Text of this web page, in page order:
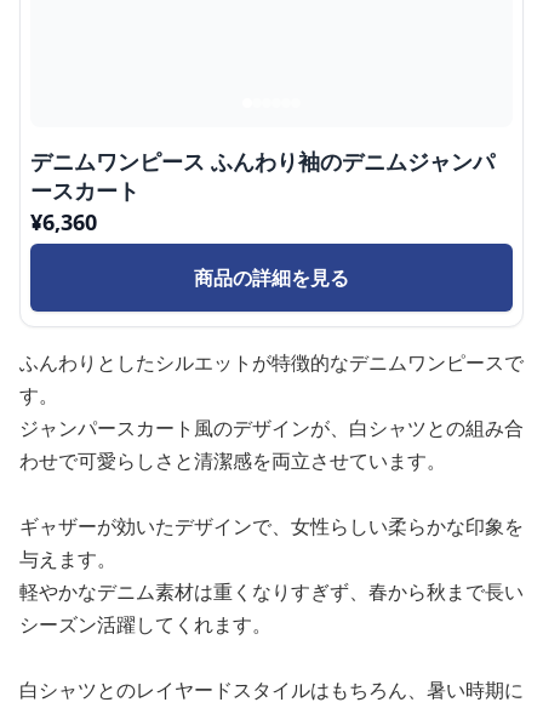
デニムワンピース ふんわり袖のデニムジャンパ
ースカート
¥6,360
商品の詳細を見る
ふんわりとしたシルエットが特徴的なデニムワンピースで
す。
ジャンパースカート風のデザインが、白シャツとの組み合
わせで可愛らしさと清潔感を両立させています。
ギャザーが効いたデザインで、女性らしい柔らかな印象を
与えます。
軽やかなデニム素材は重くなりすぎず、春から秋まで長い
シーズン活躍してくれます。
白シャツとのレイヤードスタイルはもちろん、暑い時期に